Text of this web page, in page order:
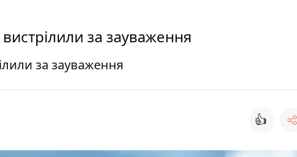
за зауваження
за зауваження
👍